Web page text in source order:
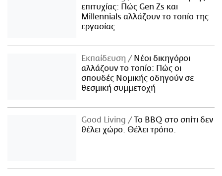
επιτυχίας: Πώς Gen Zs και
Millennials αλλάζουν το τοπίο της
εργασίας
Εκπαίδευση
Νέοι δικηγόροι
αλλάζουν το τοπίο: Πώς οι
σπουδές Νομικής οδηγούν σε
θεσμική συμμετοχή
Good Living
Το BBQ στο σπίτι δεν
θέλει χώρο. Θέλει τρόπο.